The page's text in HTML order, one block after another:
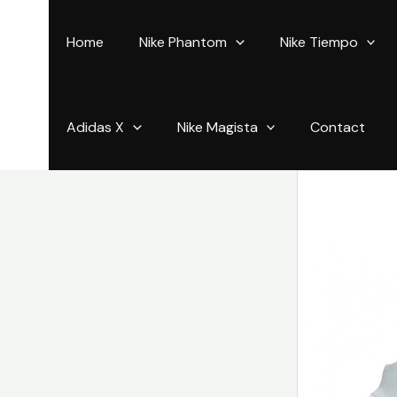
Home Nike Phantom Nike Tiempo
Adidas X Nike Magista Contact